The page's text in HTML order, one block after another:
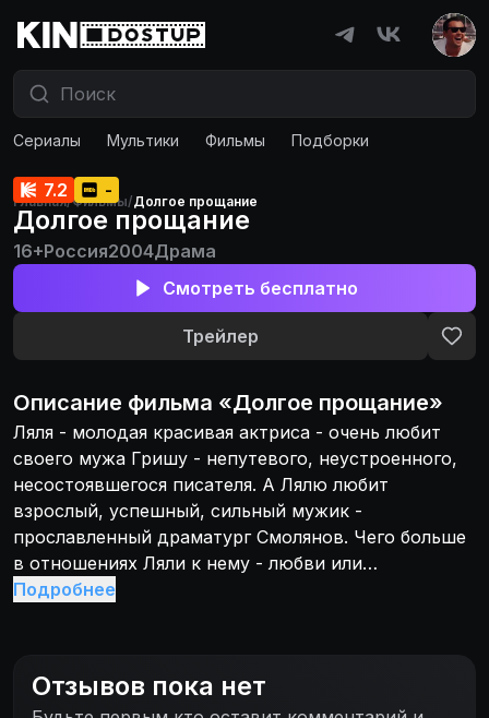
Сериалы Мультики Фильмы Подборки
Главная/Фильмы/Долгое прощание
7.2 -
Долгое прощание
16+Россия2004Драма
Смотреть бесплатно
Трейлер
Описание фильма «Долгое прощание»
Ляля - молодая красивая актриса - очень любит
своего мужа Гришу - непутевого, неустроенного,
несостоявшегося писателя. А Лялю любит
взрослый, успешный, сильный мужик -
прославленный драматург Смолянов. Чего больше
в отношениях Ляли к нему - любви или
благодарности за налаженную жизнь, решенные
всех участников этого треугольника, все углы
Подробнее
Отзывов пока нет